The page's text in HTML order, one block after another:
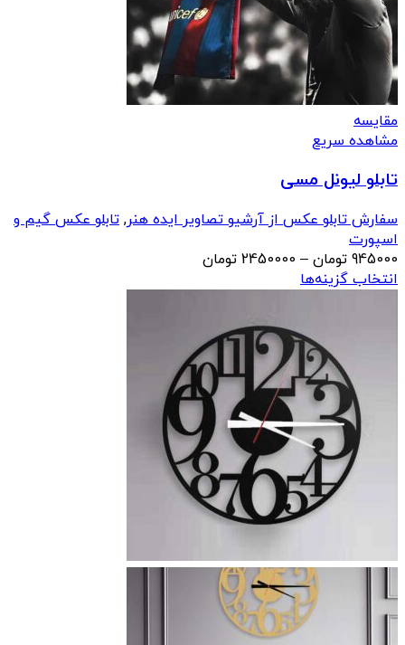
مقایسه
مشاهده سریع
تابلو لیونل مسی
سفارش تابلو عکس از آرشیو تصاویر ایده هنر, تابلو عکس گیم و
اسپورت
945000 تومان –
2450000 تومانمحدوده
انتخاب گزینه‌ها